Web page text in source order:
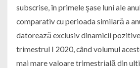
subscrise, în primele şase luni ale
comparativ cu perioada similară a
datorează exclusiv dinamicii
trimestrul I 2020, când volumul
mai mare valoare trimestrială din